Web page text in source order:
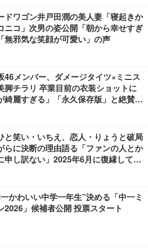
ドワゴン井戸田潤の美人妻「寝起きか
ニコ」次男の姿公開「朝から幸せすぎ
無邪気な笑顔が可愛い」の声
46メンバー、ダメージタイツ×ミニス
脚チラリ 卒業目前の衣装ショットに
綺麗すぎる」「永久保存版」と絶賛の
と笑い・いちえ、恋人・りょうと破局
らに決断の理由語る「ファンの人とか
申し訳ない」2025年6月に復縁してい
かわいい中学一年生”決める「中一ミ
2026」候補者公開 投票スタート